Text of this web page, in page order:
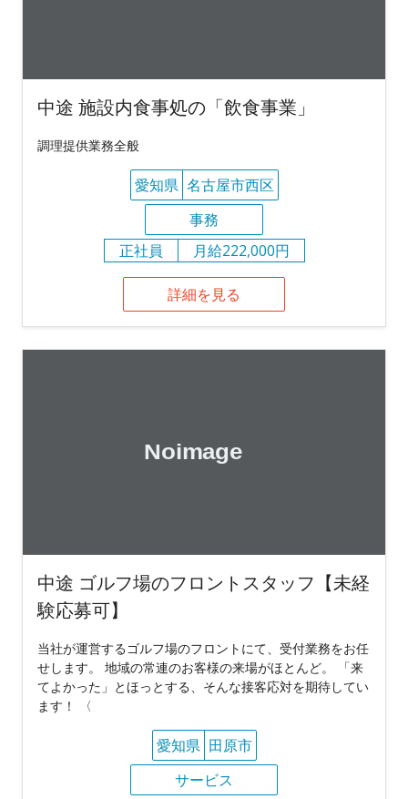
中途 施設内食事処の「飲食事業」
調理提供業務全般
愛知県 名古屋市西区
事務
正社員
月給222,000円
詳細を見る
中途 ゴルフ場のフロントスタッフ【未経
験応募可】
当社が運営するゴルフ場のフロントにて、受付業務をお任
せします。 地域の常連のお客様の来場がほとんど。 「来
てよかった」とほっとする、そんな接客応対を期待してい
ます！ 〈
愛知県 田原市
サービス